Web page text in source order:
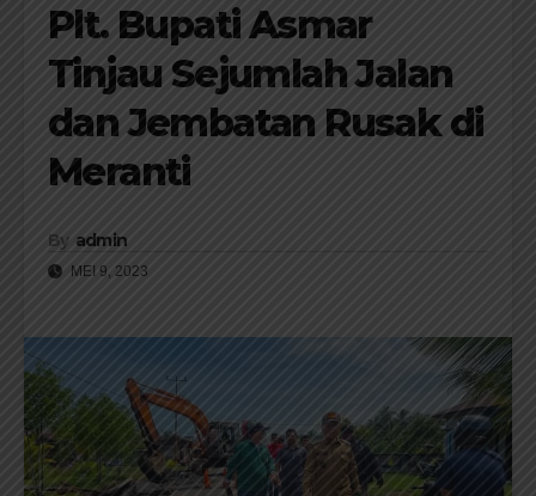
Plt. Bupati Asmar
Tinjau Sejumlah Jalan
dan Jembatan Rusak di
Meranti
By admin
MEI 9, 2023